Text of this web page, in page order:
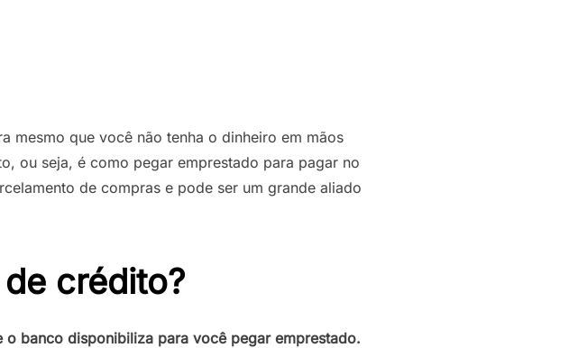
mesmo que você não tenha o dinheiro em mãos
ou seja, é como pegar emprestado para pagar no
de compras e pode ser um grande aliado
crédito?
banco disponibiliza para você pegar emprestado.